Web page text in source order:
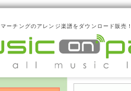
ーチングのアレンジ楽譜をダウンロード販売！